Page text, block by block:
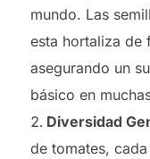
mundo. Las
esta hortaliza de
asegurando un
básico en
Diversidad
de tomates,